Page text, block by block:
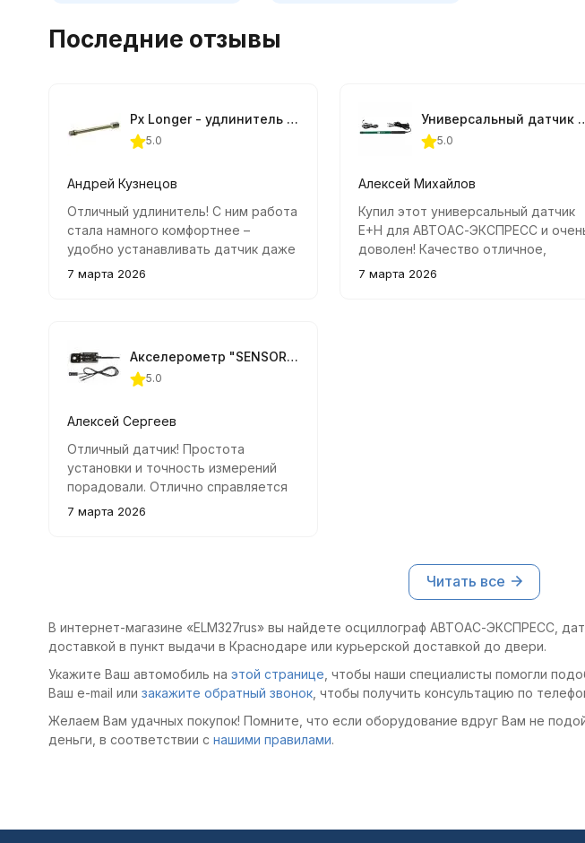
Последние отзывы
Px Longer - удлинитель для датчика давления в цилиндре 12 мм
5.0
Андрей Кузнецов
Отличный удлинитель! С ним работа
стала намного комфортнее –
удобно устанавливать датчик даже
в глубоких колодцах свечей
7 марта 2026
Универсальный
5.0
Алексей Михайлов
Купил этот универсальный датчик
E+H для АВТОАС-ЭКСПРЕСС и
доволен! Качество отличное,
отлично справляется со своей
7 марта 2026
Акселерометр "SENSOR ± 3g" для АВТОАС-ЭКСПРЕСС
5.0
Алексей Сергеев
Отличный датчик! Простота
установки и точность измерений
порадовали. Отлично справляется
со своей задачей – помогает
7 марта 2026
Читать все
В интернет-магазине «ELM327rus» вы найдете осциллограф АВТОАС-ЭКСПРЕСС,
доставкой в пункт выдачи в Краснодаре или курьерской доставкой до двери.
Укажите Ваш автомобиль на этой странице , чтобы наши специалисты помогли
Ваш e-mail или закажите обратный звонок, чтобы получить консультацию по
Желаем Вам удачных покупок! Помните, что если оборудование вдруг Вам не
деньги, в соответствии с нашими правилами.